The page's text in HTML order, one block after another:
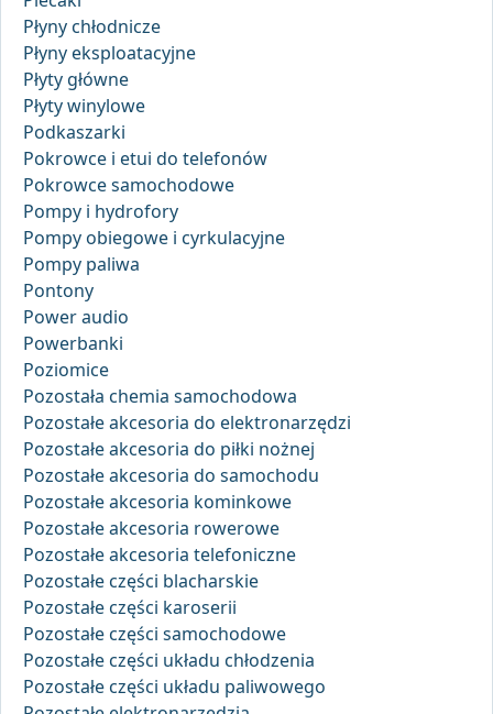
Płyny chłodnicze
Płyny eksploatacyjne
Płyty główne
Płyty winylowe
Podkaszarki
Pokrowce i etui do telefonów
Pokrowce samochodowe
Pompy i hydrofory
Pompy obiegowe i cyrkulacyjne
Pompy paliwa
Pontony
Power audio
Powerbanki
Poziomice
Pozostała chemia samochodowa
Pozostałe akcesoria do elektronarzędzi
Pozostałe akcesoria do piłki nożnej
Pozostałe akcesoria do samochodu
Pozostałe akcesoria kominkowe
Pozostałe akcesoria rowerowe
Pozostałe akcesoria telefoniczne
Pozostałe części blacharskie
Pozostałe części karoserii
Pozostałe części samochodowe
Pozostałe części układu chłodzenia
Pozostałe części układu paliwowego